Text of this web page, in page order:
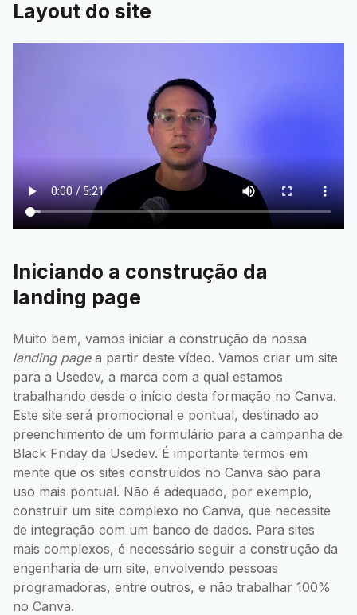
Layout do site
Iniciando a construção da
landing page
Muito bem, vamos iniciar a construção da nossa
landing pagea partir deste vídeo. Vamos criar um site
para a Usedev, a marca com a qual estamos
trabalhando desde o início desta formação no Canva.
Este site será promocional e pontual, destinado ao
preenchimento de um formulário para a campanha de
Black Friday da Usedev. É importante termos em
mente que os sites construídos no Canva são para
uso mais pontual. Não é adequado, por exemplo,
construir um site complexo no Canva, que necessite
de integração com um banco de dados. Para sites
mais complexos, é necessário seguir a construção da
engenharia de um site, envolvendo pessoas
programadoras, entre outros, e não trabalhar 100%
no Canva.